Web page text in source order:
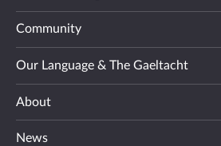
Community
Our Language & The Gaeltacht
About
News